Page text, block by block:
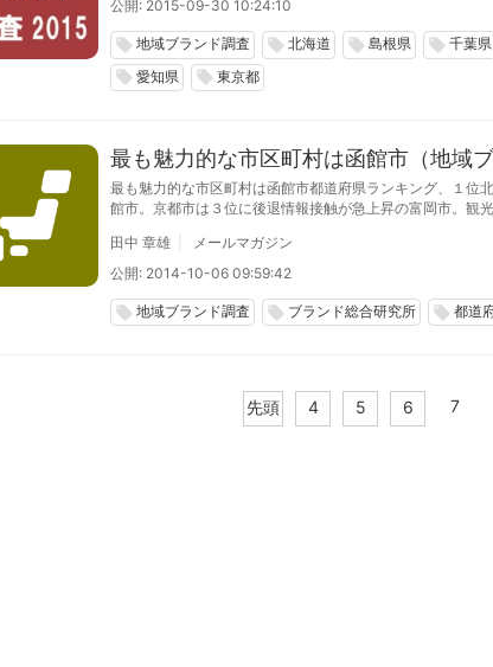
公開: 2015-09-30 10:24:10
local_offer 地域ブランド調査 local_offer 北海道 local_offer 島根県 local_offer 千葉県
local_offer 愛知県 local_offer 東京都
最も魅力的な市区町村は函館市（地域
最も魅力的な市区町村は函館市都道府県ランキング、１位
館市。京都市は３位に後退情報接触が急上昇の富岡市。観
観光意欲度は回復が鈍化
田中 章雄
メールマガジン
公開: 2014-10-06 09:59:42
local_offer 地域ブランド調査 local_offer ブランド総合研究所 local_offer 都道
先頭 4 5 6 7